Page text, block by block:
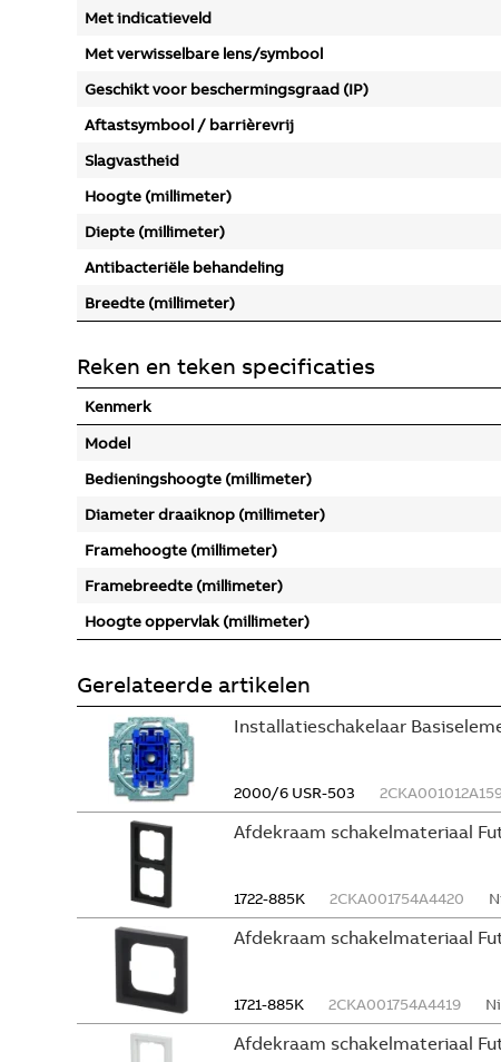
Met indicatieveld
Met verwisselbare lens/symbool
Geschikt voor beschermingsgraad (IP)
Aftastsymbool / barrièrevrij
Slagvastheid
Hoogte (millimeter)
Diepte (millimeter)
Antibacteriële behandeling
Breedte (millimeter)
Reken en teken specificaties
Kenmerk
Model
Bedieningshoogte (millimeter)
Diameter draaiknop (millimeter)
Framehoogte (millimeter)
Framebreedte (millimeter)
Hoogte oppervlak (millimeter)
Gerelateerde artikelen
Installatieschakelaar
2000/6 USR-503
Afdekraam schakelmateriaal
1722-885K 2CKA001754A4420
Afdekraam schakelmateriaal
1721-885K 2CKA001754A4419
Afdekraam schakelmateriaal